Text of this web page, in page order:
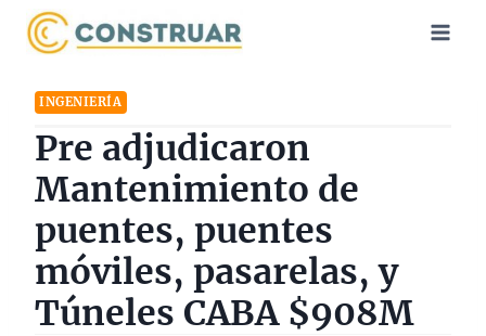
Saltar
INGENIERÍA
Pre adjudicaron
Mantenimiento de
puentes, puentes
móviles, pasarelas, y
Túneles CABA $908M